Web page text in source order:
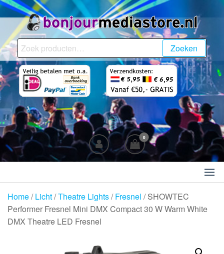
Ga
naar
inhoudBonjourMediaStore.nl
Professionals in
Zoeken
naar:
Zoeken
0
Home/Licht/Theatre Lights/Fresnel / SHOWTEC
Performer Fresnel Mini DMX Compact 30 W Warm White
DMX Theatre LED Fresnel